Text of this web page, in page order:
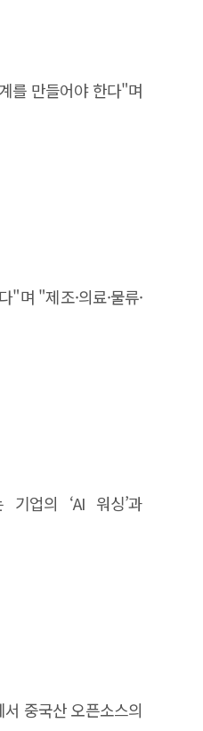
를 만들어야 한다"며
며 "제조·의료·물류·
기업의 ‘AI 워싱’과
중국산 오픈소스의